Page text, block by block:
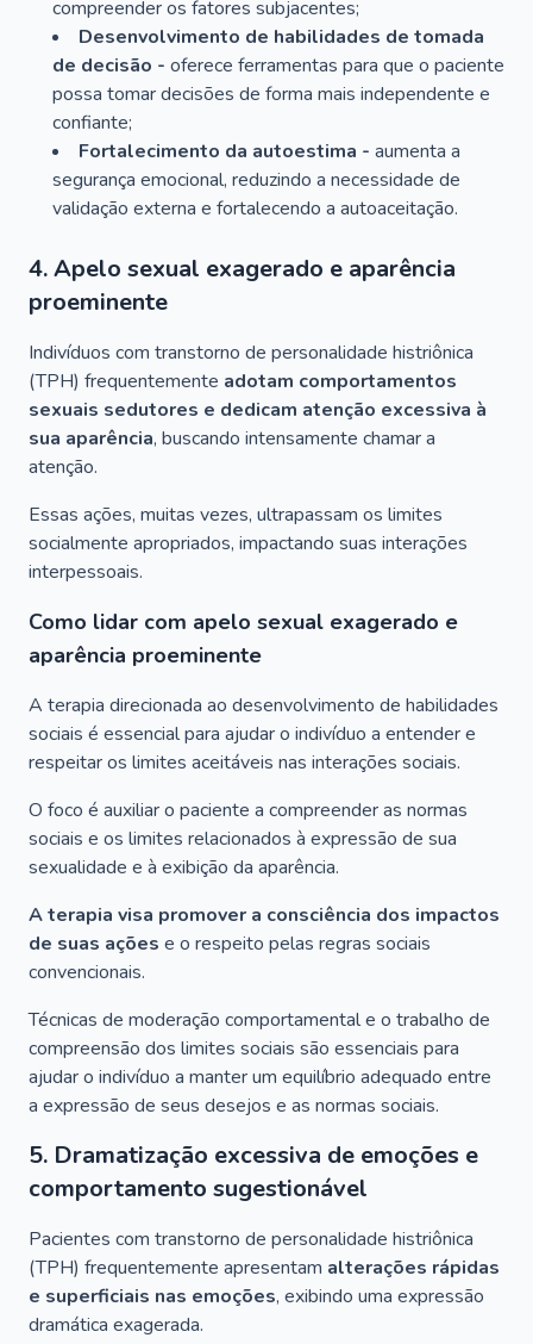
compreender os fatores subjacentes;
Desenvolvimento de habilidades de tomada
de decisão - oferece ferramentas para que o paciente
possa tomar decisões de forma mais independente e
confiante;
Fortalecimento da autoestima - aumenta a
segurança emocional, reduzindo a necessidade de
validação externa e fortalecendo a autoaceitação.
4. Apelo sexual exagerado e aparência
proeminente
Indivíduos com transtorno de personalidade histriônica
(TPH) frequentemente adotam comportamentos
sexuais sedutores e dedicam atenção excessiva à
sua aparência, buscando intensamente chamar a
atenção.
Essas ações, muitas vezes, ultrapassam os limites
socialmente apropriados, impactando suas interações
interpessoais.
Como lidar com apelo sexual exagerado e
aparência proeminente
A terapia direcionada ao desenvolvimento de habilidades
sociais é essencial para ajudar o indivíduo a entender e
respeitar os limites aceitáveis nas interações sociais.
O foco é auxiliar o paciente a compreender as normas
sociais e os limites relacionados à expressão de sua
sexualidade e à exibição da aparência.
A terapia visa promover a consciência dos impactos
de suas ações e o respeito pelas regras sociais
convencionais.
Técnicas de moderação comportamental e o trabalho de
compreensão dos limites sociais são essenciais para
ajudar o indivíduo a manter um equilíbrio adequado entre
a expressão de seus desejos e as normas sociais.
5. Dramatização excessiva de emoções e
comportamento sugestionável
Pacientes com transtorno de personalidade histriônica
(TPH) frequentemente apresentam alterações rápidas
e superficiais nas emoções, exibindo uma expressão
dramática exagerada.